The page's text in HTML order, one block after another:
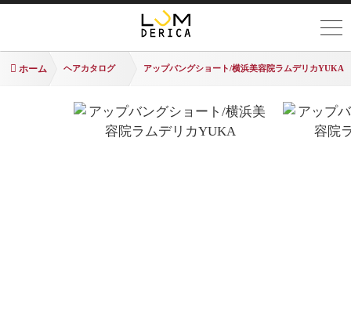
ホーム ヘアカタログ アップバングショート/横浜美容院ラムデリカYUKA